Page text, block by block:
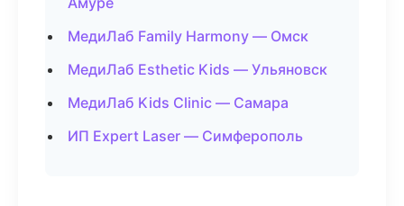
МедиЛаб Family Harmony — Омск
МедиЛаб Esthetic Kids — Ульяновск
МедиЛаб Kids Clinic — Самара
ИП Expert Laser — Симферополь